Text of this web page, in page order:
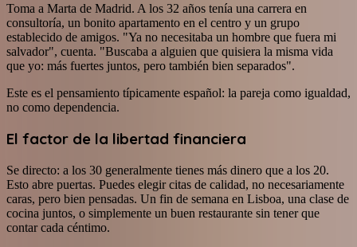
Toma a Marta de Madrid. A los 32 años tenía una carrera en
consultoría, un bonito apartamento en el centro y un grupo
establecido de amigos. "Ya no necesitaba un hombre que fuera mi
salvador", cuenta. "Buscaba a alguien que quisiera la misma vida
que yo: más fuertes juntos, pero también bien separados".
Este es el pensamiento típicamente español: la pareja como igualdad,
no como dependencia.
El factor de la libertad financiera
Se directo: a los 30 generalmente tienes más dinero que a los 20.
Esto abre puertas. Puedes elegir citas de calidad, no necesariamente
caras, pero bien pensadas. Un fin de semana en Lisboa, una clase de
cocina juntos, o simplemente un buen restaurante sin tener que
contar cada céntimo.